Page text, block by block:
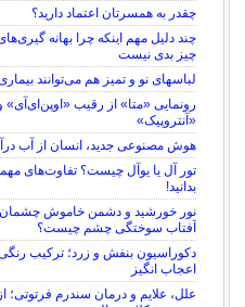
چقدر به همسرتان اعتماد دارید؟
چند دلیل مهم اینکه چرا بهانه
چیز بدی نیست
لباس‎های نو و تمیز هم می‌توانند بیماری‌زا باشند!
رونمایی «متا» از رقیب «اوپن‌ای‌آی»
«آنتروپیک»
هوش مصنوعی جدید، انسان از آب
تور آل یا یوآل چیست؟ تفاوت‌های
بدانید!
نور خورشید و دشمن خاموش
آفتاب سوختگی چشم چیست؟
دکوراسیون بنفش و زرد؛ ترکیب رنگی
اعجاب انگیز
علل، علایم و درمان سندرم فرتوتی؛